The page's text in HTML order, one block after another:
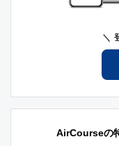
AirCourseの